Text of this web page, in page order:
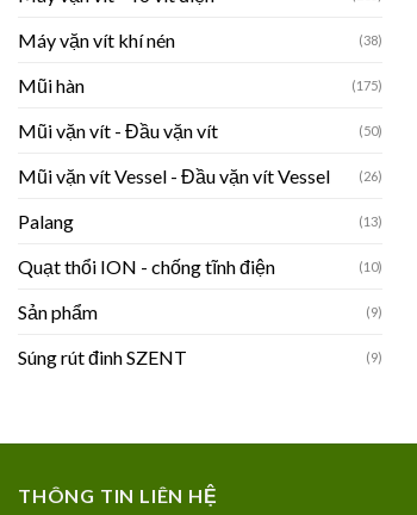
Máy vặn vít khí nén (38)
Mũi hàn (175)
Mũi vặn vít - Đầu vặn vít (50)
Mũi vặn vít Vessel - Đầu vặn vít Vessel (26)
Palang (13)
Quạt thổi ION - chống tĩnh điện (10)
Sản phẩm (9)
Súng rút đinh SZENT (9)
THÔNG TIN LIÊN HỆ